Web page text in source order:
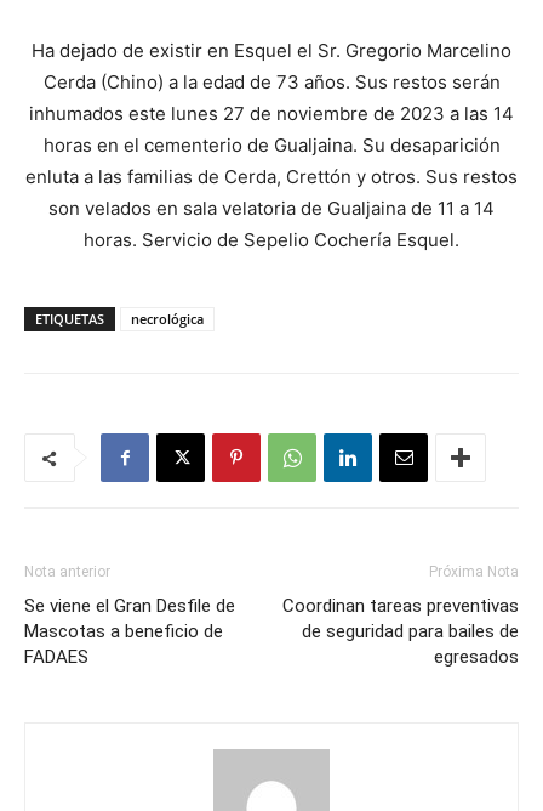
Ha dejado de existir en Esquel el Sr. Gregorio Marcelino
Cerda (Chino) a la edad de 73 años. Sus restos serán
inhumados este lunes 27 de noviembre de 2023 a las 14
horas en el cementerio de Gualjaina. Su desaparición
enluta a las familias de Cerda, Crettón y otros. Sus restos
son velados en sala velatoria de Gualjaina de 11 a 14
horas. Servicio de Sepelio Cochería Esquel.
ETIQUETAS necrológica
Nota anterior
Se viene el Gran Desfile de
Mascotas a beneficio de
FADAES
Próxima Nota
Coordinan tareas preventivas
de seguridad para bailes de
egresados